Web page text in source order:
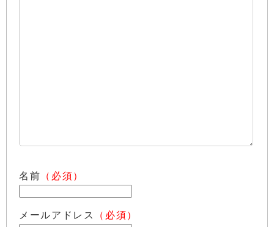
名前 （必須）
メールアドレス （必須）